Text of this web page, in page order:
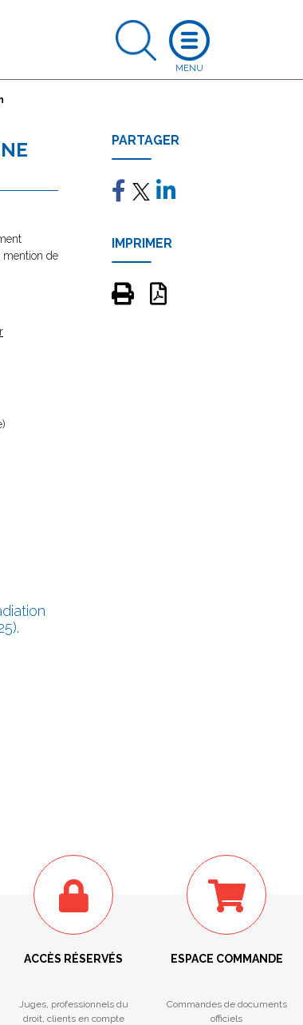
mention de
PARTAGER
IMPRIMER
ACCÈS RÉSERVÉS
Juges, professionnels du
droit, clients en compte
ESPACE COMMANDE
Commandes de documents
officiels